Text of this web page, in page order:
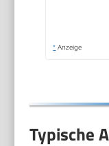
* Anzeige
Typische